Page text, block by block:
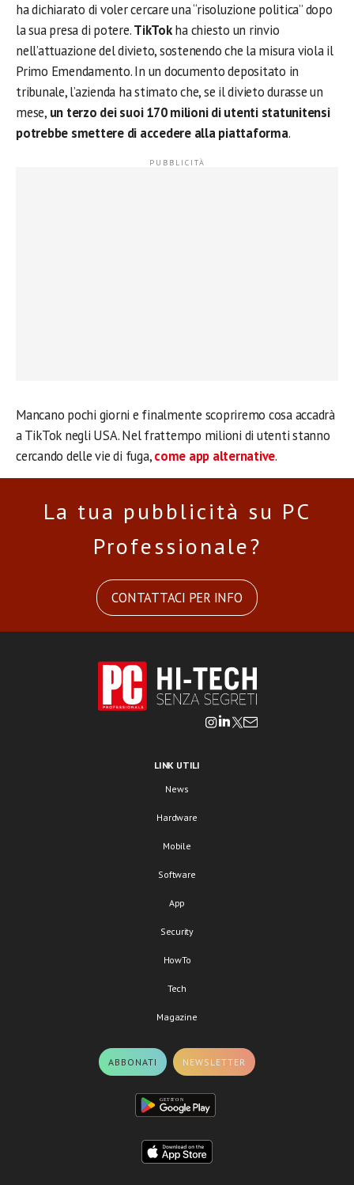
ha dichiarato di voler cercare una “risoluzione politica” dopo
la sua presa di potere.TikTokha chiesto un rinvio
nell’attuazione del divieto, sostenendo che la misura viola il
Primo Emendamento. In un documento depositato in
tribunale, l’azienda ha stimato che, se il divieto durasse un
mese, un terzo dei suoi 170 milioni di utenti statunitensi
potrebbe smettere di accedere alla piattaforma.
Mancano pochi giorni e finalmente scopriremo cosa accadrà
a TikTok negli USA. Nel frattempo milioni di utenti stanno
cercando delle vie di fuga,come app alternative.
La tua pubblicità su PC
Professionale?
CONTATTACI PER INFO
LINK UTILI
News
Hardware
Mobile
Software
App
Security
HowTo
Tech
Magazine
ABBONATI NEWSLETTER